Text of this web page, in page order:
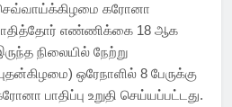
கரோனா
எண்ணிக்கை 18 ஆக
நிலையில் நேற்று
ஒரேநாளில் 8 பேருக்கு
பாதிப்பு உறுதி செய்யப்பட்டது.